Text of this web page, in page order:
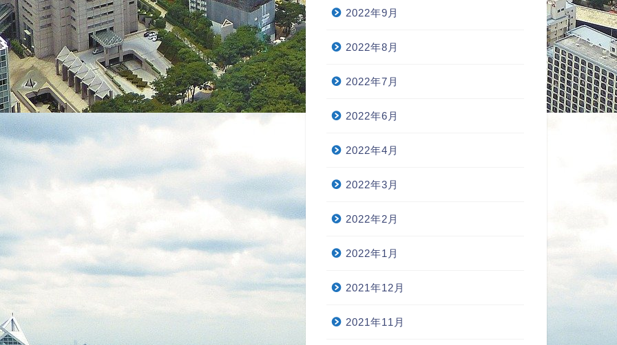
2022年9月
2022年8月
2022年7月
2022年6月
2022年4月
2022年3月
2022年2月
2022年1月
2021年12月
2021年11月